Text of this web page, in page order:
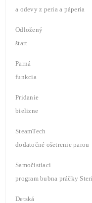
a odevy z peria a páperia
Odložený
štart
Parná
funkcia
Pridanie
bielizne
SteamTech
dodatočné ošetrenie parou
Samočistiaci
program bubna práčky
Detská